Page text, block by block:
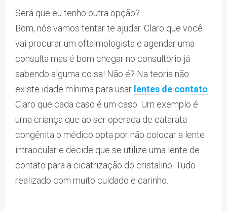
Será que eu tenho outra opção?
Bom, nós vamos tentar te ajudar. Claro que você
vai procurar um oftalmologista e agendar uma
consulta mas é bom chegar no consultório já
sabendo alguma coisa! Não é? Na teoria não
existe idade mínima para usar lentes de contato
Claro que cada caso é um caso. Um exemplo é
uma criança que ao ser operada de catarata
congênita o médico opta por não colocar a lente
intraocular e decide que se utilize uma lente de
contato para a cicatrização do cristalino. Tudo
realizado com muito cuidado e carinho.